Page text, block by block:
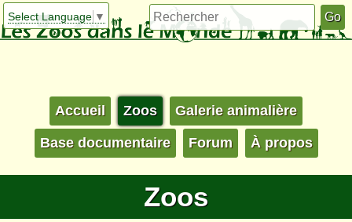
Select Language ▼
Accueil Zoos Galerie animalière
Base documentaire Forum À propos
Zoos